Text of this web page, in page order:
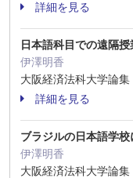
詳細を見る
日本語科目での遠隔
伊澤明香
大阪経済法科大学論
詳細を見る
ブラジルの日本語学
伊澤明香
大阪経済法科大学論